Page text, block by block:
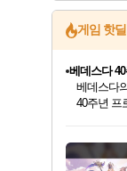
게임 핫
최대 90%
네이버혜
50%할인&
이니&베니
네이버 혜
할인&네이
네이버페
베데스다
40주년 프
네이버 포
할인가에
일부 에디
혜택으로
편안하게